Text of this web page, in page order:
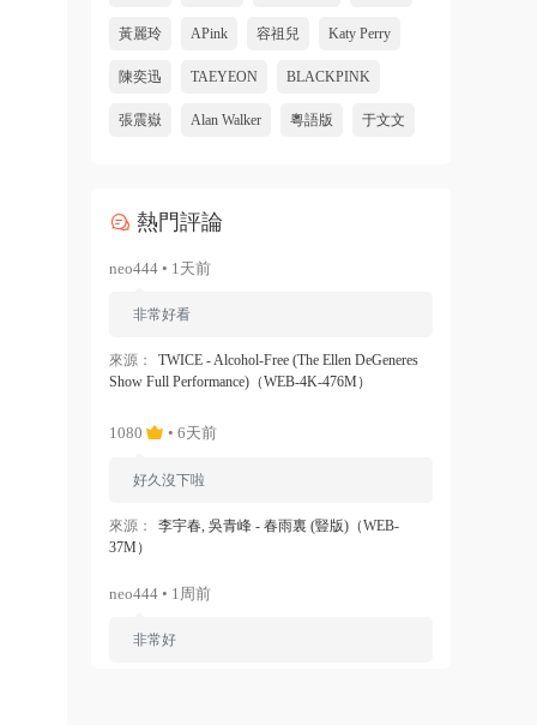
黃麗玲 APink 容祖兒 Katy Perry
陳奕迅 TAEYEON BLACKPINK
張震嶽 Alan Walker 粵語版 于文文
熱門評論
neo444 • 1天前
非常好看
來源：
TWICE - Alcohol-Free (The Ellen DeGeneres
Show Full Performance)（WEB-4K-476M）
1080 • 6天前
好久沒下啦
來源：
李宇春, 吳青峰 - 春雨裏 (豎版)（WEB-
37M）
neo444 • 1周前
非常好